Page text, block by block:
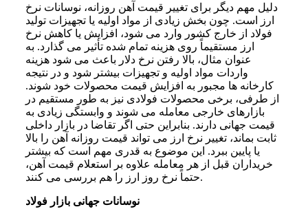
دلیل مهم دیگر برای تغییر قیمت آهن روزانه، نوسانات نرخ
ارز است. چون بخش زیادی از مواد اولیه یا تجهیزات تولید
فولاد از خارج کشور وارد می شود، افزایش یا کاهش نرخ
ارز مستقیماً روی هزینه تمام شده تأثیر می گذارد. به
عنوان مثال، بالا رفتن نرخ دلار باعث می شود هزینه
واردات مواد اولیه و تجهیزات بیشتر شود و در نتیجه
کارخانه ها مجبور به افزایش قیمت محصولات خود شوند.
از طرفی، برخی محصولات فولادی نیز به طور مستقیم در
بازارهای خارجی معامله می شوند و وابستگی زیادی به
قیمت جهانی دارند. بنابراین حتی اگر تقاضا در بازار داخلی
ثابت بماند، تغییر نرخ ارز می تواند قیمت روزانه آهن را بالا
یا پایین ببرد. این موضوع به قدری مهم است که بیشتر
خریداران قبل از هر معامله علاوه بر استعلام قیمت آهن،
حتماً نرخ روز ارز را هم بررسی می کنند.
نوسانات جهانی بازار فولاد